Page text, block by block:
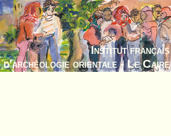
Institut français
d’archéologie orientale - Le Caire